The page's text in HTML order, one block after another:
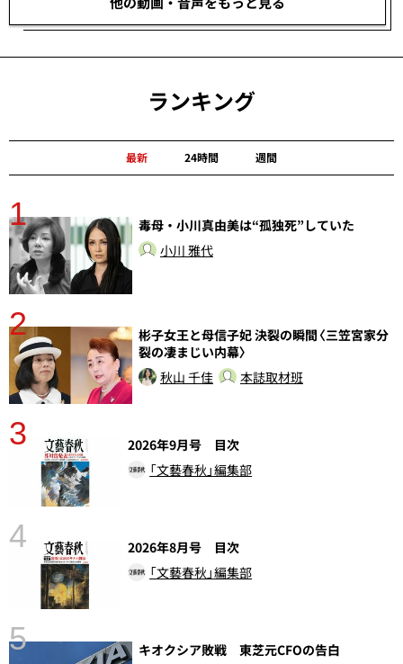
ランキング
最新 24時間 週間
1
毒母・小川真由美は“孤独死”していた
小川 雅代
2
彬子女王と母信子妃 決裂の瞬間〈三笠宮家分
裂の凄まじい内幕〉
秋山 千佳
本誌取材班
3
2026年9月号 目次
「文藝春秋」編集部
4
2026年8月号 目次
「文藝春秋」編集部
5
キオクシア敗戦 東芝元CFOの告白